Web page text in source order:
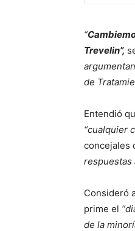
“
Trevelin”,
de
Entendió
“cualquier
concejales
respuestas
Consideró
prime el
de la